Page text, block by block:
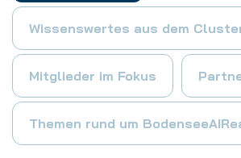
Wissenswertes aus dem
Mitglieder im Fokus
Themen rund um